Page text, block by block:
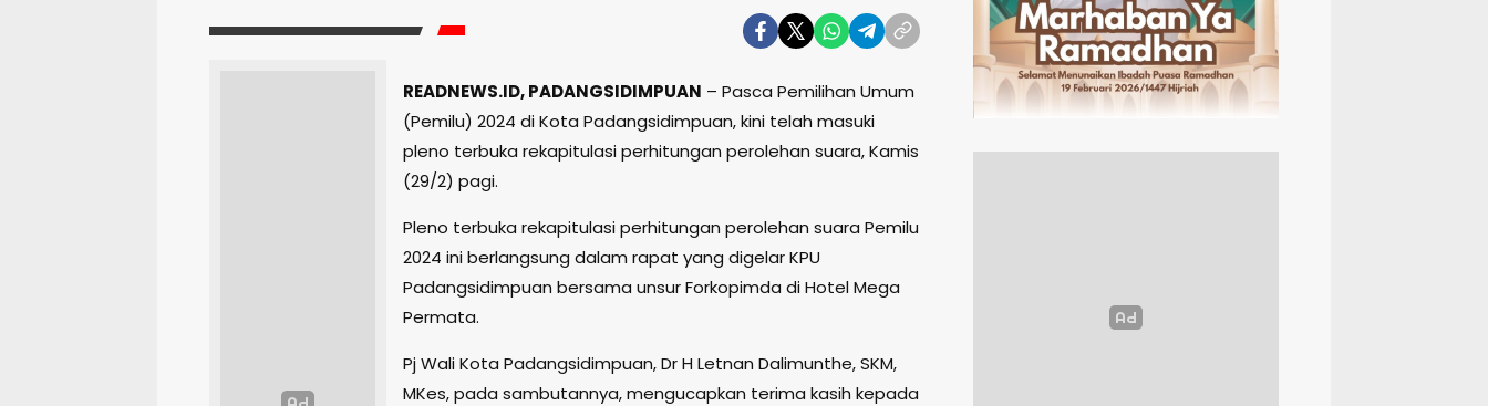
READNEWS.ID, PADANGSIDIMPUAN – Pasca Pemilihan Umum
(Pemilu) 2024 di Kota Padangsidimpuan, kini telah masuki
pleno terbuka rekapitulasi perhitungan perolehan suara, Kamis
(29/2) pagi.
Pleno terbuka rekapitulasi perhitungan perolehan suara Pemilu
2024 ini berlangsung dalam rapat yang digelar KPU
Padangsidimpuan bersama unsur Forkopimda di Hotel Mega
Permata.
Pj Wali Kota Padangsidimpuan, Dr H Letnan Dalimunthe, SKM,
MKes, pada sambutannya, mengucapkan terima kasih kepada